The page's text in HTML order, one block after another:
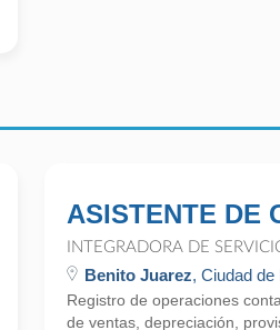
ASISTENTE DE
INTEGRADORA DE
Benito Juarez, Ciudad
Registro de operaciones
de ventas, depreciación,